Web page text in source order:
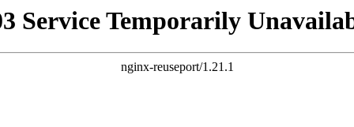
Service Temporarily
nginx-reuseport/1.21.1